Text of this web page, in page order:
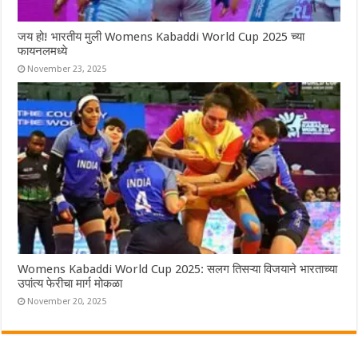
जय हो! भारतीय मुली Womens Kabaddi World Cup 2025 च्या
फायनलमध्ये
November 23, 2025
Womens Kabaddi World Cup 2025: सलग तिसऱ्या विजयाने भारताच्या
उपांत्य फेरीचा मार्ग मोकळा
November 20, 2025